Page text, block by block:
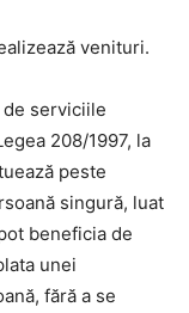
venituri.
serviciile
208/1997, la
peste
singură, luat
beneficia de
unei
fără a se